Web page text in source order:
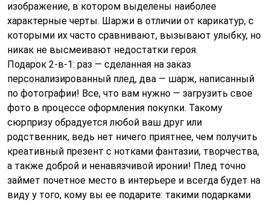
изображение, в котором выделены наиболее
характерные черты. Шаржи в отличии от карикатур, с
которыми их часто сравнивают, вызывают улыбку, но
никак не высмеивают недостатки героя.
Подарок 2-в-1: раз — сделанная на заказ
персонализированный плед, два — шарж, написанный
по фотографии! Все, что вам нужно — загрузить свое
фото в процессе оформления покупки. Такому
сюрпризу обрадуется любой ваш друг или
родственник, ведь нет ничего приятнее, чем получить
креативный презент с нотками фантазии, творчества,
а также доброй и ненавязчивой иронии! Плед точно
займет почетное место в интерьере и всегда будет на
виду у того, кому вы ее подарите: такими подарками